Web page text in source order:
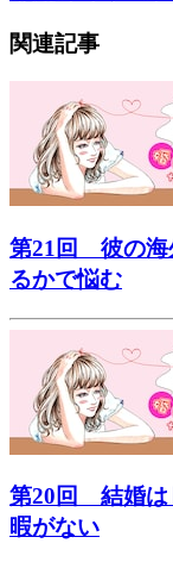
関連記事
第21回 彼の海
るかで悩む
第20回 結婚は
暇がない